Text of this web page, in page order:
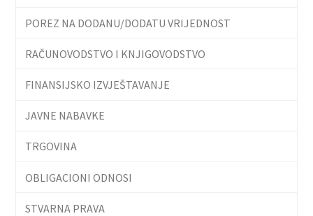
POREZ NA DODANU/DODATU VRIJEDNOST
RAČUNOVODSTVO I KNJIGOVODSTVO
FINANSIJSKO IZVJEŠTAVANJE
JAVNE NABAVKE
TRGOVINA
OBLIGACIONI ODNOSI
STVARNA PRAVA